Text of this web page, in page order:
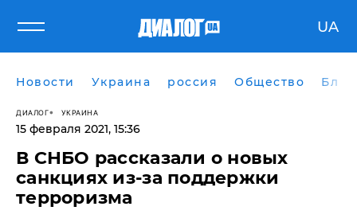
UA
Новости Украина россия Общество
ДИАЛОГ УКРАИНА
15 февраля 2021, 15:36
В СНБО рассказали о новых
санкциях из-за поддержки
терроризма